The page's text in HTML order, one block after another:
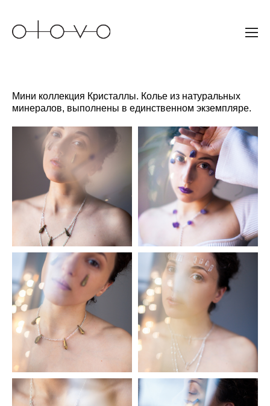
Мини коллекция Кристаллы. Колье из натуральных
минералов, выполнены в единственном экземпляре.